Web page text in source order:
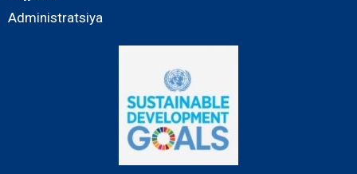
Administratsiya